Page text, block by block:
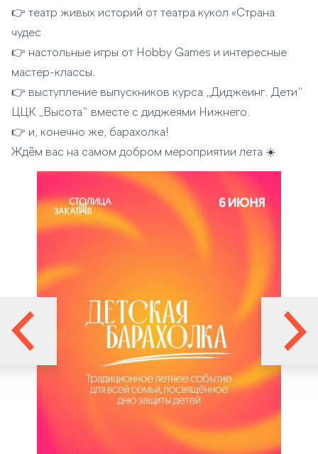
👉 театр живых историй от театра кукол «Страна
чудес
👉 настольные игры от Hobby Games и интересные
мастер-классы.
👉 выступление выпускников курса „Диджеинг. Дети“
ЦЦК „Высота“ вместе с диджеями Нижнего.
👉 и, конечно же, барахолка!
Ждём вас на самом добром мероприятии лета ☀️